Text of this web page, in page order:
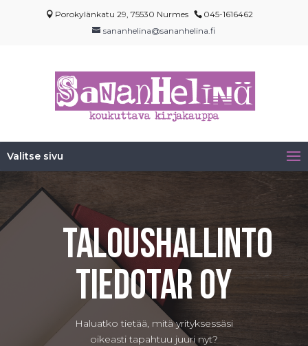
Porokylänkatu 29, 75530 Nurmes
045-1616462
sananhelina@sananhelina.fi
Valitse sivu
Taloushallinto
Tiedotar Oy
Haluatko tietää, mitä yrityksessäsi
oikeasti tapahtuu juuri nyt?